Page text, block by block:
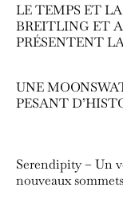
LE TEMPS ET
BREITLING ET
PRÉSENTENT
UNE
PESANT
Serendipity – Un
nouveaux sommets